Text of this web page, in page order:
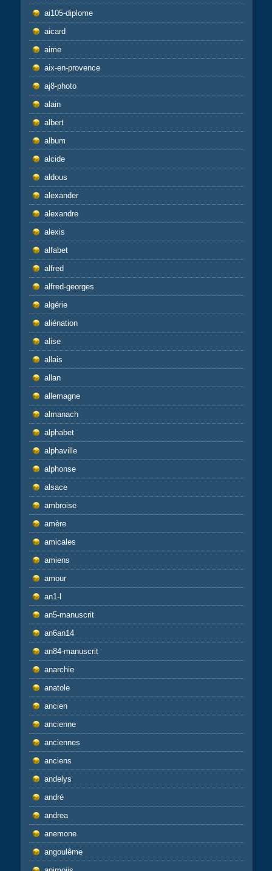
ai105-diplome
aicard
aime
aix-en-provence
aj8-photo
alain
albert
album
alcide
aldous
alexander
alexandre
alexis
alfabet
alfred
alfred-georges
algérie
aliénation
alise
allais
allan
allemagne
almanach
alphabet
alphaville
alphonse
alsace
ambroise
amère
amicales
amiens
amour
an1-l
an5-manuscrit
an6an14
an84-manuscrit
anarchie
anatole
ancien
ancienne
anciennes
anciens
andelys
andré
andrea
anemone
angoulême